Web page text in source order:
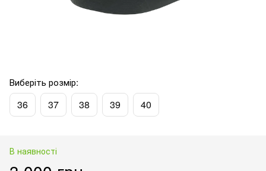
Виберіть розмір:
36 37 38 39 40
В наявності